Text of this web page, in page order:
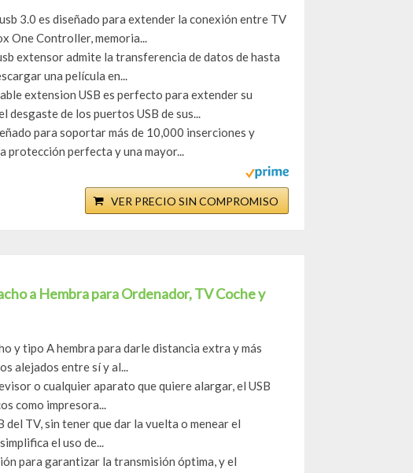
3.0 es diseñado para extender la conexión entre TV
One Controller, memoria...
extensor admite la transferencia de datos de hasta
una película en...
extension USB es perfecto para extender su
de los puertos USB de sus...
para soportar más de 10,000 inserciones y
protección perfecta y una mayor...
VER PRECIO SIN COMPROMISO
a Hembra para Ordenador, TV Coche y
y tipo A hembra para darle distancia extra y más
alejados entre sí y al...
o cualquier aparato que quiere alargar, el USB
como impresora...
TV, sin tener que dar la vuelta o menear el
el uso de...
para garantizar la transmisión óptima, y el